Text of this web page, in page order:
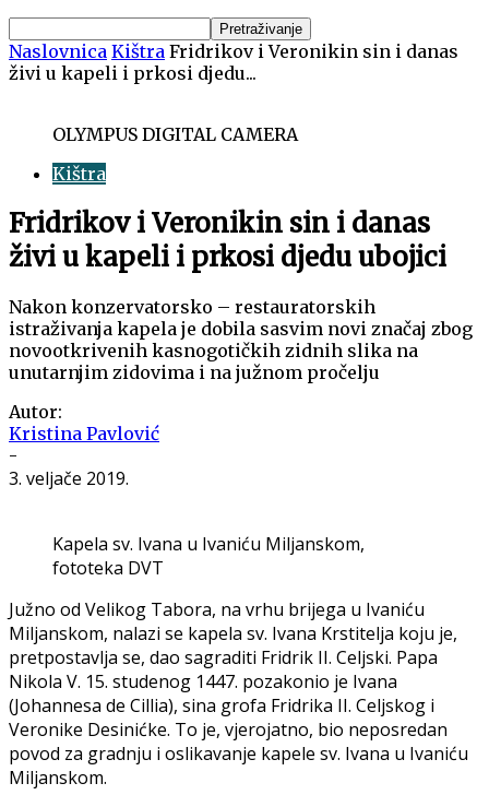
Naslovnica Kištra Fridrikov i Veronikin sin i danas
živi u kapeli i prkosi djedu...
OLYMPUS DIGITAL CAMERA
Kištra
Fridrikov i Veronikin sin i danas
živi u kapeli i prkosi djedu ubojici
Nakon konzervatorsko – restauratorskih
istraživanja kapela je dobila sasvim novi značaj zbog
novootkrivenih kasnogotičkih zidnih slika na
unutarnjim zidovima i na južnom pročelju
Autor:
Kristina Pavlović
-
3. veljače 2019.
Kapela sv. Ivana u Ivaniću Miljanskom,
fototeka DVT
Južno od Velikog Tabora, na vrhu brijega u Ivaniću
Miljanskom, nalazi se kapela sv. Ivana Krstitelja koju je,
pretpostavlja se, dao sagraditi Fridrik II. Celjski. Papa
Nikola V. 15. studenog 1447. pozakonio je Ivana
(Johannesa de Cillia), sina grofa Fridrika II. Celjskog i
Veronike Desinićke. To je, vjerojatno, bio neposredan
povod za gradnju i oslikavanje kapele sv. Ivana u Ivaniću
Miljanskom.